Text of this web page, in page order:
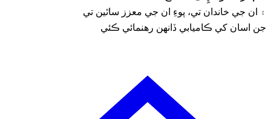
۽ ان جي خاندان تي، پوءِ ان جي معزز ساٿين تي
جن اسان کي ڪاميابي ڏانهن رهنمائي ڪئي